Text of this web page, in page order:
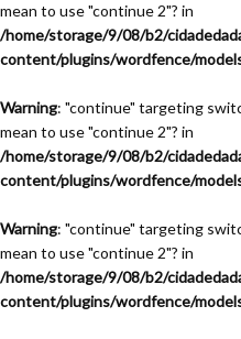
mean to use "continue 2"? in
/home/storage/9/08/b2/
content/plugins/wordfence/
Warning: "continue" targeting
mean to use "continue 2"? in
/home/storage/9/08/b2/
content/plugins/wordfence/
Warning: "continue" targeting
mean to use "continue 2"? in
/home/storage/9/08/b2/
content/plugins/wordfence/